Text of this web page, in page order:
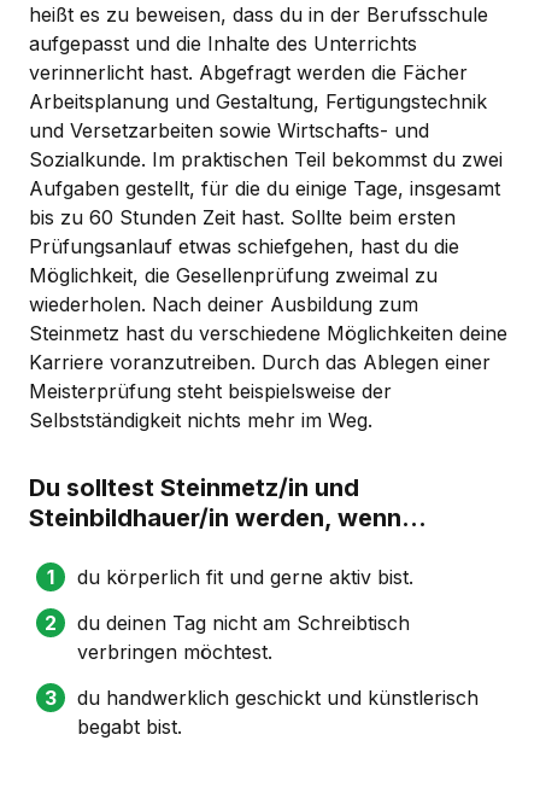
heißt es zu beweisen, dass du in der Berufsschule
aufgepasst und die Inhalte des Unterrichts
verinnerlicht hast. Abgefragt werden die Fächer
Arbeitsplanung und Gestaltung, Fertigungstechnik
und Versetzarbeiten sowie Wirtschafts- und
Sozialkunde. Im praktischen Teil bekommst du zwei
Aufgaben gestellt, für die du einige Tage, insgesamt
bis zu 60 Stunden Zeit hast. Sollte beim ersten
Prüfungsanlauf etwas schiefgehen, hast du die
Möglichkeit, die Gesellenprüfung zweimal zu
wiederholen. Nach deiner Ausbildung zum
Steinmetz hast du verschiedene Möglichkeiten deine
Karriere voranzutreiben. Durch das Ablegen einer
Meisterprüfung steht beispielsweise der
Selbstständigkeit nichts mehr im Weg.
Du solltest Steinmetz/in und
Steinbildhauer/in werden, wenn...
du körperlich fit und gerne aktiv bist.
du deinen Tag nicht am Schreibtisch
verbringen möchtest.
du handwerklich geschickt und künstlerisch
begabt bist.